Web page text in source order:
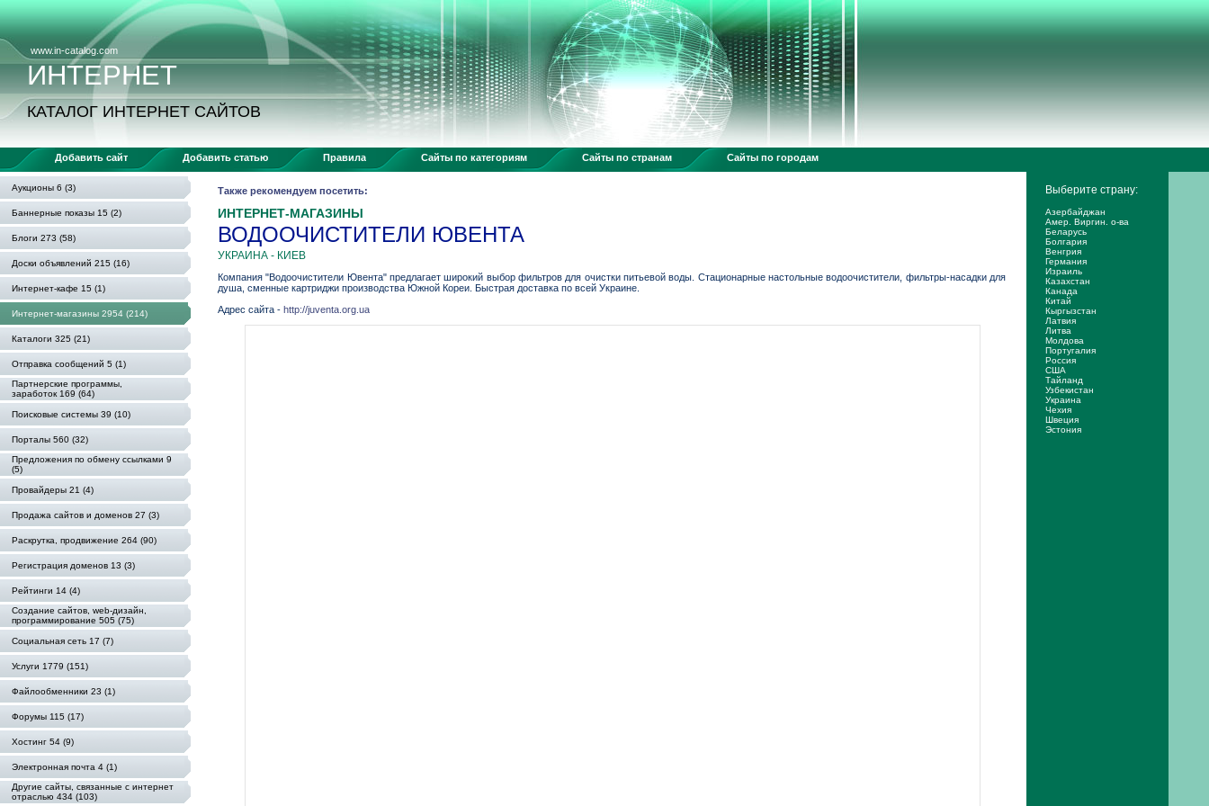
www.in-catalog.com
ИНТЕРНЕТ
КАТАЛОГ ИНТЕРНЕТ САЙТОВ
Добавить сайт Добавить статью Правила Сайты по категориям Сайты по странам Сайты по городам
Аукционы 6 (3)
Баннерные показы 15 (2)
Блоги 273 (58)
Доски объявлений 215 (16)
Интернет-кафе 15 (1)
Интернет-магазины 2954 (214)
Каталоги 325 (21)
Отправка сообщений 5 (1)
Партнерские программы,
заработок 169 (64)
Поисковые системы 39 (10)
Порталы 560 (32)
Предложения по обмену ссылками 9
(5)
Провайдеры 21 (4)
Продажа сайтов и доменов 27 (3)
Раскрутка, продвижение 264 (90)
Регистрация доменов 13 (3)
Рейтинги 14 (4)
Создание сайтов, web-дизайн,
программирование 505 (75)
Социальная сеть 17 (7)
Услуги 1779 (151)
Файлообменники 23 (1)
Форумы 115 (17)
Хостинг 54 (9)
Электронная почта 4 (1)
Другие сайты, связанные с интернет
отраслью 434 (103)
Также рекомендуем посетить:
ИНТЕРНЕТ-МАГАЗИНЫ
ВОДООЧИСТИТЕЛИ ЮВЕНТА
УКРАИНА - КИЕВ
Компания "Водоочистители Ювента" предлагает широкий выбор фильтров для очистки питьевой воды. Стационарные настольные водоочистители, фильтры-насадки для
душа, сменные картриджи производства Южной Кореи. Быстрая доставка по всей Украине.
Адрес сайта - http://juventa.org.ua
Выберите страну:
Азербайджан
Амер. Виргин. о-ва
Беларусь
Болгария
Венгрия
Германия
Израиль
Казахстан
Канада
Китай
Кыргызстан
Латвия
Литва
Молдова
Португалия
Россия
США
Тайланд
Узбекистан
Украина
Чехия
Швеция
Эстония